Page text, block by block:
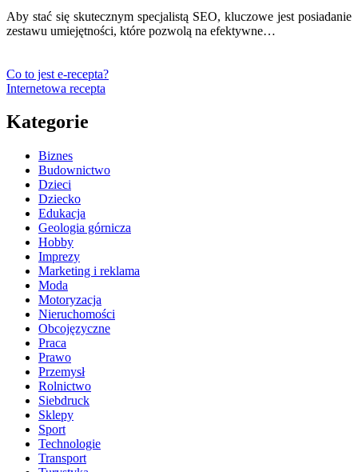
Aby stać się skutecznym specjalistą SEO, kluczowe jest posiadanie
zestawu umiejętności, które pozwolą na efektywne…
Co to jest e-recepta?
Internetowa recepta
Kategorie
Biznes
Budownictwo
Dzieci
Dziecko
Edukacja
Geologia górnicza
Hobby
Imprezy
Marketing i reklama
Moda
Motoryzacja
Nieruchomości
Obcojęzyczne
Praca
Prawo
Przemysł
Rolnictwo
Siebdruck
Sklepy
Sport
Technologie
Transport